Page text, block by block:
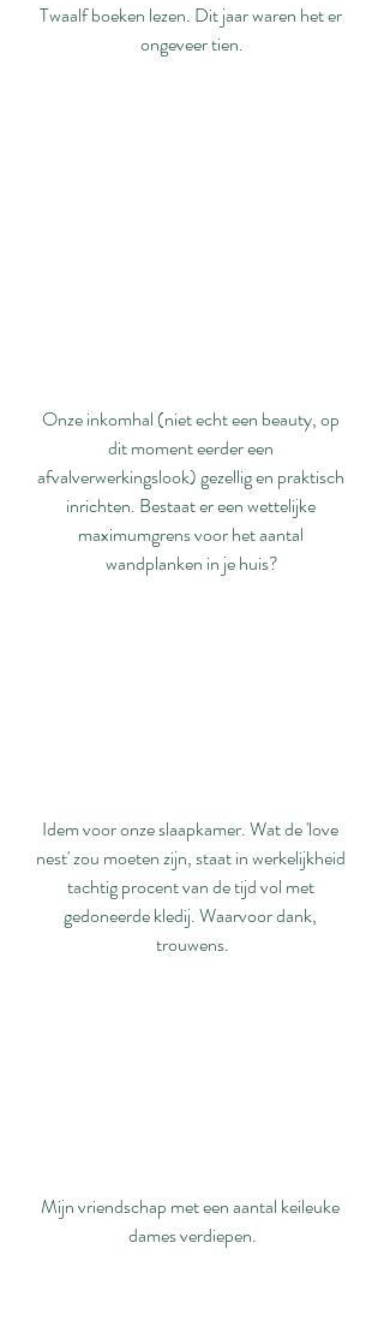
Twaalf boeken lezen. Dit jaar waren het er
ongeveer tien.
Onze inkomhal (niet echt een beauty, op
dit moment eerder een
afvalverwerkingslook) gezellig en praktisch
inrichten. Bestaat er een wettelijke
maximumgrens voor het aantal
wandplanken in je huis?
Idem voor onze slaapkamer. Wat de 'love
nest' zou moeten zijn, staat in werkelijkheid
tachtig procent van de tijd vol met
gedoneerde kledij. Waarvoor dank,
trouwens.
Mijn vriendschap met een aantal keileuke
dames verdiepen.